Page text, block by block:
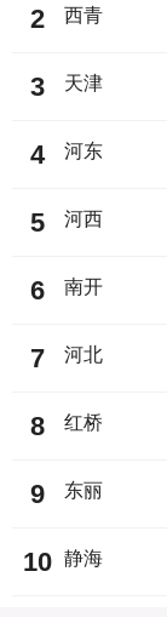
2 西青
3 天津
4 河东
5 河西
6 南开
7 河北
8 红桥
9 东丽
10 静海